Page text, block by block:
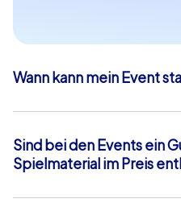
Wann kann mein Event
Wir organisieren unsere
Wunschtermin an 365
möchten ob Ihr
fragen Siehiergleich Ihr
Die Startzeit Ihres Events
Sind bei den Events ein
Spielmaterial im Preis
Ort-Betreuung durch